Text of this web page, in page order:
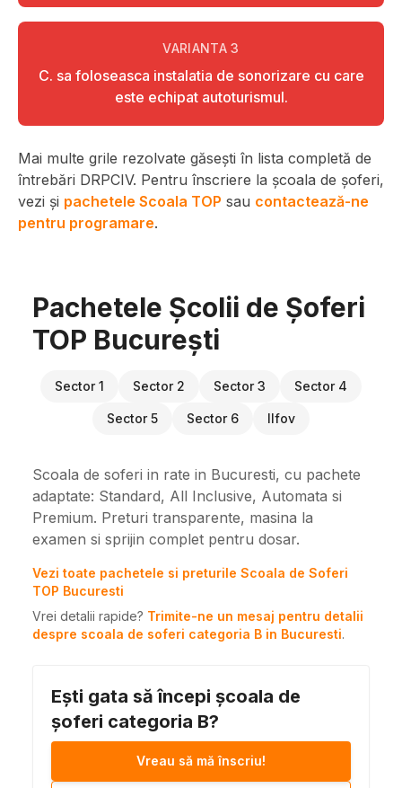
VARIANTA3
C. sa foloseasca instalatia de sonorizare cu care
este echipat autoturismul.
Mai multe grile rezolvate găsești în lista completă de
întrebări DRPCIV. Pentru înscriere la școala de șoferi,
vezi și pachetele Scoala TOP sau contactează-ne
pentru programare.
Pachetele Școlii de Șoferi
TOP București
Sector 1 Sector 2 Sector 3 Sector 4
Sector 5 Sector 6 Ilfov
Scoala de soferi in rate in Bucuresti, cu pachete
adaptate: Standard, All Inclusive, Automata si
Premium. Preturi transparente, masina la
examen si sprijin complet pentru dosar.
Vezi toate pachetele si preturile Scoala de Soferi
TOP Bucuresti
Vrei detalii rapide? Trimite-ne un mesaj pentru detalii
despre scoala de soferi categoria B in Bucuresti.
Ești gata să începi școala de
șoferi categoria B?
Vreau să mă înscriu!